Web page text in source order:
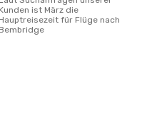
Kunden ist März die
Hauptreisezeit für Flüge nach
Bembridge